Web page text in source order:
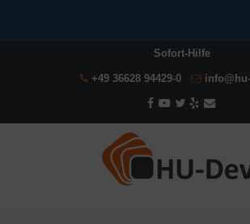
Sofort-Hilfe
+49 36628 94429-0